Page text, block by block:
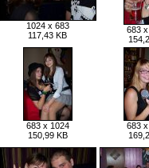
1024 x 683
117,43 KB
683
683 x 1024
150,99 KB
683